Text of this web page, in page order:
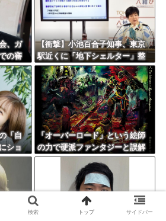
、ガ
の審
大騒
【衝撃】小池百合子知事、東京
駅近くに「地下シェルター」整
備を正式表明ｗｗｗｗｗｗｗｗ
ｗ
「自
ショ
幼児
「オーバーロード」という絵師
の力で硬派ファンタジーと誤解
させ人気出たなろう作品ｗｗｗ
ｗｗｗｗｗｗ
検索 トップ サイドバー